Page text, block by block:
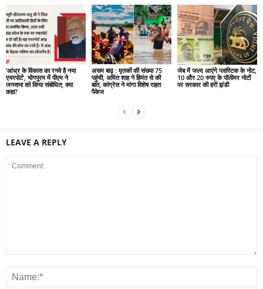
‘आंध्र के विकास का रनवे है नया
एयरपोर्ट’, भोगपुरम में पीएम ने
जनसभा को किया संबोधित; क्या
कहा?
असम बाढ़ : मृतकों की संख्या 75
पहुंची, अमित शाह ने हिमंत से की
बात, कांग्रेस ने मांगा विशेष राहत
पैकेज
जेब में जल्द आएंगे प्लास्टिक के नोट,
10 और 20 रुपए के पॉलीमर नोटों
पर सरकार की हरी झंडी
LEAVE A REPLY